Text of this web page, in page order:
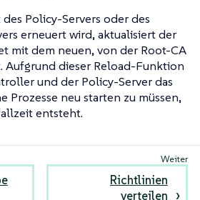
Policy-Servers oder des
erneuert wird, aktualisiert der
mit dem neuen, von der Root-CA
Aufgrund dieser Reload-Funktion
und der Policy-Server das
Prozesse neu starten zu müssen,
entsteht.
Richtlinien
verteilen